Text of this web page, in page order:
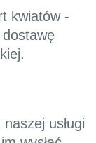
kwiatów -
usługi